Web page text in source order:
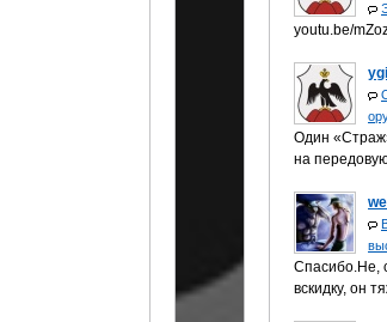
youtu.be/
Один
на
Спасибо.Не,
вскидку, он